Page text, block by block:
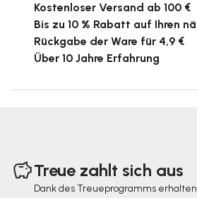
Kostenloser Versand ab 100 €
Bis zu 10 % Rabatt auf Ihren
Rückgabe der Ware für 4,9 €
Über 10 Jahre Erfahrung
Treue zahlt sich aus
Dank des Treueprogramms